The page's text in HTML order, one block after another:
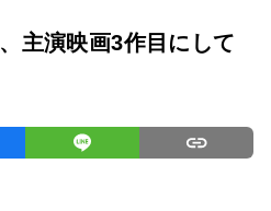
主演映画3作目にして